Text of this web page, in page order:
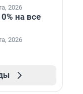
2026
на все
2026